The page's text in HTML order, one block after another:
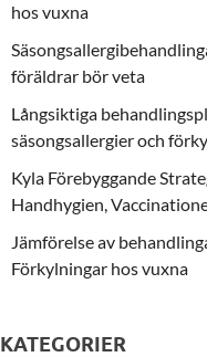
hos vuxna
föräldrar bör veta
Långsiktiga
säsongsallergier och
Kyla Förebyggande
Handhygien,
Jämförelse av
Förkylningar hos vuxna
KATEGORIER